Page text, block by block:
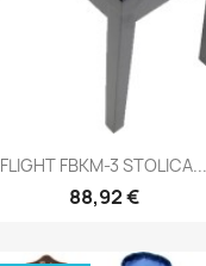
FLIGHT FBKM-3 STOLICA...
88,92 €